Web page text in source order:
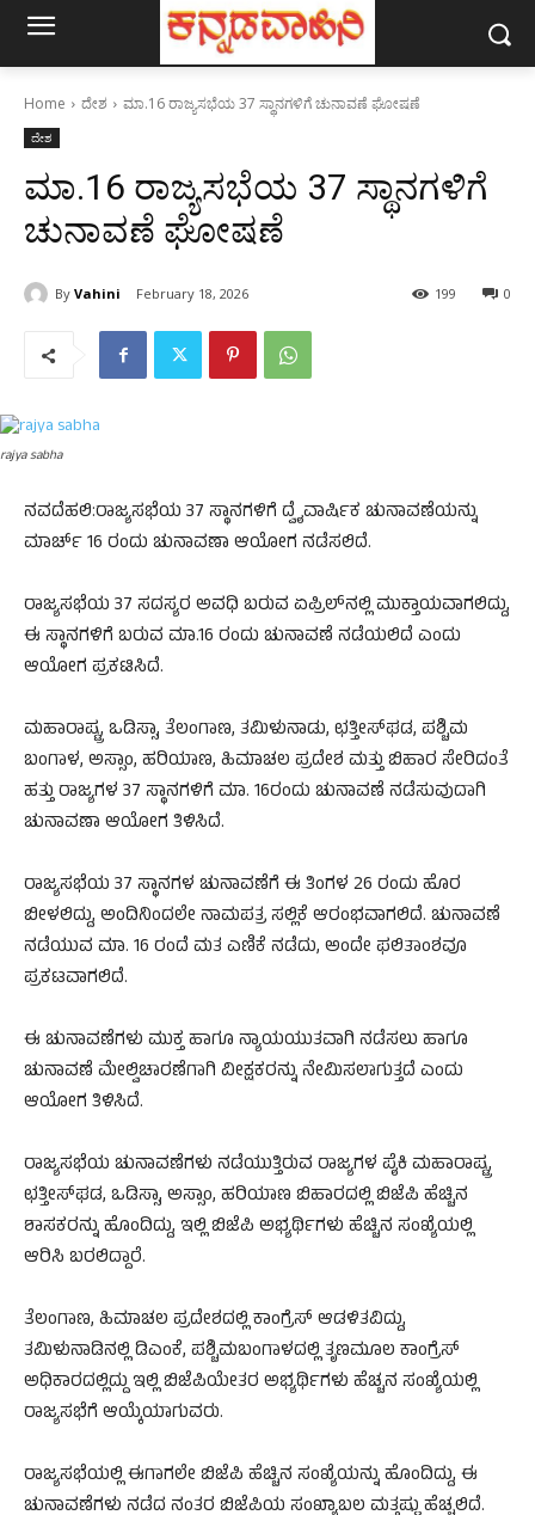
Home ದೇಶ ಮಾ.16 ರಾಜ್ಯಸಭೆಯ 37 ಸ್ಥಾನಗಳಿಗೆ ಚುನಾವಣೆ ಘೋಷಣೆ
ದೇಶ
ಮಾ.16 ರಾಜ್ಯಸಭೆಯ 37 ಸ್ಥಾನಗಳಿಗೆ
ಚುನಾವಣೆ ಘೋಷಣೆ
By Vahini February 18, 2026 0
199
rajya sabha
ನವದೆಹಲಿ:ರಾಜ್ಯಸಭೆಯ 37 ಸ್ಥಾನಗಳಿಗೆ ದ್ವೈವಾರ್ಷಿಕ ಚುನಾವಣೆಯನ್ನು
ಮಾರ್ಚ್ 16 ರಂದು ಚುನಾವಣಾ ಆಯೋಗ ನಡೆಸಲಿದೆ.
ರಾಜ್ಯಸಭೆಯ 37 ಸದಸ್ಯರ ಅವಧಿ ಬರುವ ಏಪ್ರಿಲ್‌ನಲ್ಲಿ ಮುಕ್ತಾಯವಾಗಲಿದ್ದು,
ಈ ಸ್ಥಾನಗಳಿಗೆ ಬರುವ ಮಾ.16 ರಂದು ಚುನಾವಣೆ ನಡೆಯಲಿದೆ ಎಂದು
ಆಯೋಗ ಪ್ರಕಟಿಸಿದೆ.
ಮಹಾರಾಷ್ಟ್ರ, ಒಡಿಸ್ಸಾ, ತೆಲಂಗಾಣ, ತಮಿಳುನಾಡು, ಛತ್ತೀಸ್‌ಘಡ, ಪಶ್ಚಿಮ
ಬಂಗಾಳ, ಅಸ್ಸಾಂ, ಹರಿಯಾಣ, ಹಿಮಾಚಲ ಪ್ರದೇಶ ಮತ್ತು ಬಿಹಾರ ಸೇರಿದಂತೆ
ಹತ್ತು ರಾಜ್ಯಗಳ 37 ಸ್ಥಾನಗಳಿಗೆ ಮಾ. 16ರಂದು ಚುನಾವಣೆ ನಡೆಸುವುದಾಗಿ
ಚುನಾವಣಾ ಆಯೋಗ ತಿಳಿಸಿದೆ.
ರಾಜ್ಯಸಭೆಯ 37 ಸ್ಥಾನಗಳ ಚುನಾವಣೆಗೆ ಈ ತಿಂಗಳ 26 ರಂದು ಹೊರ
ಬೀಳಲಿದ್ದು, ಅಂದಿನಿಂದಲೇ ನಾಮಪತ್ರ ಸಲ್ಲಿಕೆ ಆರಂಭವಾಗಲಿದೆ. ಚುನಾವಣೆ
ನಡೆಯುವ ಮಾ. 16 ರಂದೆ ಮತ ಎಣಿಕೆ ನಡೆದು, ಅಂದೇ ಫಲಿತಾಂಶವೂ
ಪ್ರಕಟವಾಗಲಿದೆ.
ಈ ಚುನಾವಣೆಗಳು ಮುಕ್ತ ಹಾಗೂ ನ್ಯಾಯಯುತವಾಗಿ ನಡೆಸಲು ಹಾಗೂ
ಚುನಾವಣೆ ಮೇಲ್ವಿಚಾರಣೆಗಾಗಿ ವೀಕ್ಷಕರನ್ನು ನೇಮಿಸಲಾಗುತ್ತದೆ ಎಂದು
ಆಯೋಗ ತಿಳಿಸಿದೆ.
ರಾಜ್ಯಸಭೆಯ ಚುನಾವಣೆಗಳು ನಡೆಯುತ್ತಿರುವ ರಾಜ್ಯಗಳ ಪೈಕಿ ಮಹಾರಾಷ್ಟ್ರ,
ಛತ್ತೀಸ್‌ಘಡ, ಒಡಿಸ್ಸಾ, ಅಸ್ಸಾಂ, ಹರಿಯಾಣ ಬಿಹಾರದಲ್ಲಿ ಬಿಜೆಪಿ ಹೆಚ್ಚಿನ
ಶಾಸಕರನ್ನು ಹೊಂದಿದ್ದು, ಇಲ್ಲಿ ಬಿಜೆಪಿ ಅಭ್ಯರ್ಥಿಗಳು ಹೆಚ್ಚಿನ ಸಂಖ್ಯೆಯಲ್ಲಿ
ಆರಿಸಿ ಬರಲಿದ್ದಾರೆ.
ತೆಲಂಗಾಣ, ಹಿಮಾಚಲ ಪ್ರದೇಶದಲ್ಲಿ ಕಾಂಗ್ರೆಸ್ ಆಡಳಿತವಿದ್ದು,
ತಮಿಳುನಾಡಿನಲ್ಲಿ ಡಿಎಂಕೆ, ಪಶ್ಚಿಮಬಂಗಾಳದಲ್ಲಿ ತೃಣಮೂಲ ಕಾಂಗ್ರೆಸ್
ಅಧಿಕಾರದಲ್ಲಿದ್ದು ಇಲ್ಲಿ ಬಿಜೆಪಿಯೇತರ ಅಭ್ಯರ್ಥಿಗಳು ಹೆಚ್ಚನ ಸಂಖ್ಯೆಯಲ್ಲಿ
ರಾಜ್ಯಸಭೆಗೆ ಆಯ್ಕೆಯಾಗುವರು.
ರಾಜ್ಯಸಭೆಯಲ್ಲಿ ಈಗಾಗಲೇ ಬಿಜೆಪಿ ಹೆಚ್ಚಿನ ಸಂಖ್ಯೆಯನ್ನು ಹೊಂದಿದ್ದು, ಈ
ಚುನಾವಣೆಗಳು ನಡೆದ ನಂತರ ಬಿಜೆಪಿಯ ಸಂಖ್ಯಾಬಲ ಮತ್ತಷ್ಟು ಹೆಚ್ಚಲಿದೆ.